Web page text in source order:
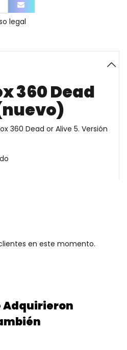
legal
360 Dead
360 Dead or Alive 5. Versión
en este momento.
Adquirieron